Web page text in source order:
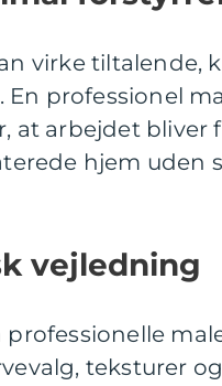
virke tiltalende,
professionel
at arbejdet
hjem uden
vejledning
teksturer